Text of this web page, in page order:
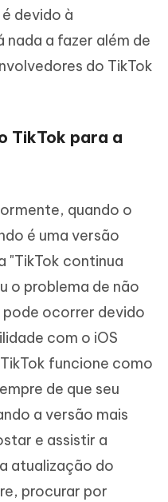
devido à
a fazer além de
do TikTok
TikTok para a
quando o
é uma versão
"TikTok continua
o problema de não
ocorrer devido
com o iOS
funcione como
de que seu
a versão mais
e assistir a
atualização do
procurar por